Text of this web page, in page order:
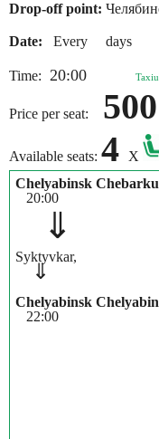
Drop-off point:
Date: Every days
Time: 20:00
Price per seat: 500
Available seats: 4
X
Chelyabinsk
20:00
⇓
Syktyvkar,
⇓
Chelyabinsk
22:00